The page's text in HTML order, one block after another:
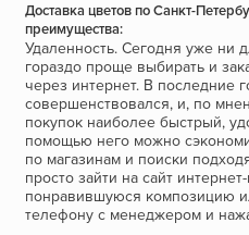
Доставка цветов по Санкт-
преимущества:
Удаленность. Сегодня уже ни
гораздо проще выбирать и
через интернет. В последние
совершенствовался, и, по
покупок наиболее быстрый,
помощью него можно
по магазинам и поиски
просто зайти на сайт
понравившуюся композицию
телефону с менеджером и